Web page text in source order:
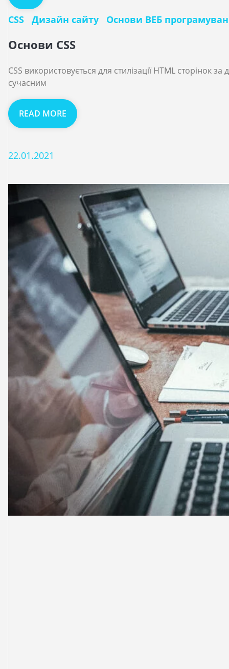
CSS Дизайн сайту Основи ВЕБ
Основи CSS
CSS використовується для стилізації HTML
сучасним
READ MORE
22.01.2021